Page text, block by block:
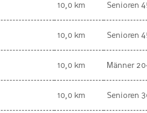
10,0 km Senioren
10,0 km Senioren
10,0 km Männer
10,0 km Senioren